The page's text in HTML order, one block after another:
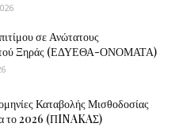
σε Ανώτατους
Ξηράς (ΕΔΥΕΘΑ-ΟΝΟΜΑΤΑ)
Καταβολής Μισθοδοσίας
το 2026 (ΠINAKAΣ)